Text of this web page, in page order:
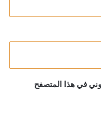
في هذا المتصفح